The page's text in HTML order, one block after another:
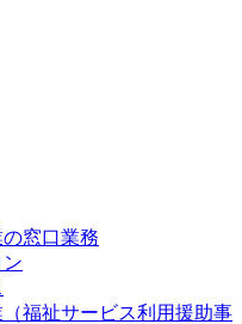
窓口業務
福祉サービス利用援助事